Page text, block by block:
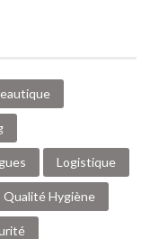
Logistique
Qualité Hygiène